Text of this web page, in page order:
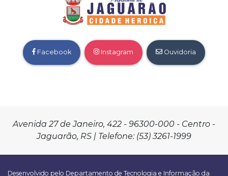
Facebook Instagram Ouvidoria
Avenida 27 de Janeiro, 422 - 96300-000 - Centro -
Jaguarão, RS | Telefone: (53) 3261-1999
Desenvolvido pelo Departamento de Tecnologia e Informação da